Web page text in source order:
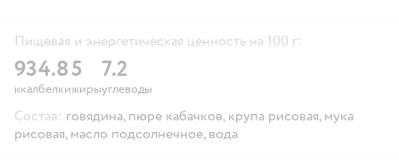
Пищевая и энергетическая ценность на 100 г:
93
ккал
4.8
белки
5
жиры
7.2
углеводы
Состав: говядина, пюре кабачков, крупа рисовая, мука
рисовая, масло подсолнечное, вода